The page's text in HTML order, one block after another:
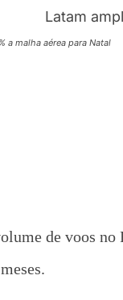
a malha aérea para Natal
de voos no